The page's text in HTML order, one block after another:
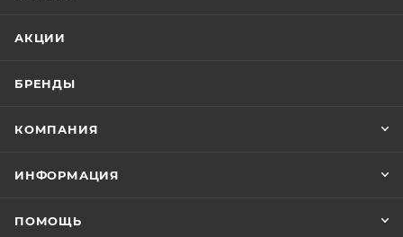
АКЦИИ
БРЕНДЫ
КОМПАНИЯ
ИНФОРМАЦИЯ
ПОМОЩЬ